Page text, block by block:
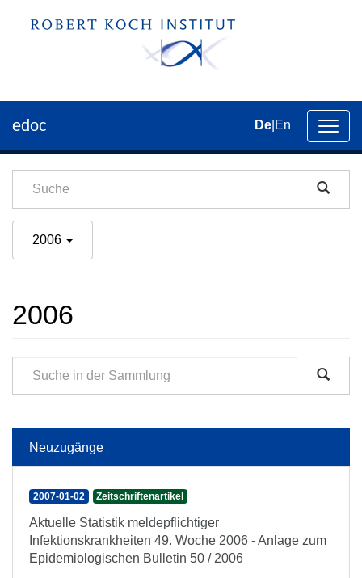
der
edoc De En
2006
2006
Neuzugänge
2007-01-02 Zeitschriftenartikel
Aktuelle Statistik meldepflichtiger
Infektionskrankheiten 49. Woche 2006 - Anlage zum
Epidemiologischen Bulletin 50 / 2006